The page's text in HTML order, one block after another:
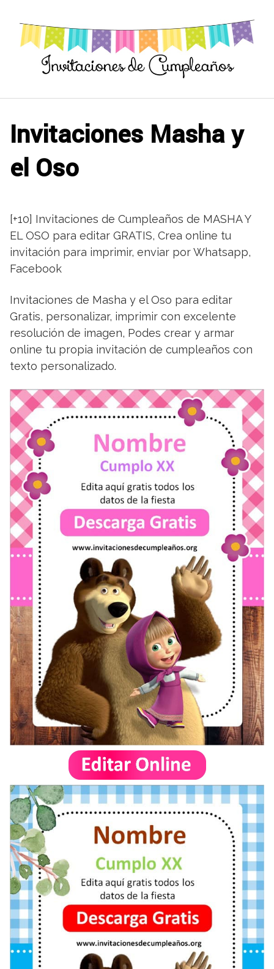
contenido
Invitaciones Masha y
el Oso
[+10] Invitaciones de Cumpleaños de MASHA Y
EL OSO para editar GRATIS, Crea online tu
invitación para imprimir, enviar por Whatsapp,
Facebook
Invitaciones de Masha y el Oso para editar
Gratis, personalizar, imprimir con excelente
resolución de imagen, Podes crear y armar
online tu propia invitación de cumpleaños con
texto personalizado.